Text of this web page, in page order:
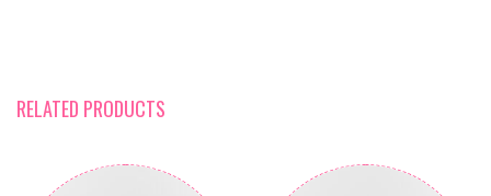
RELATED PRODUCTS